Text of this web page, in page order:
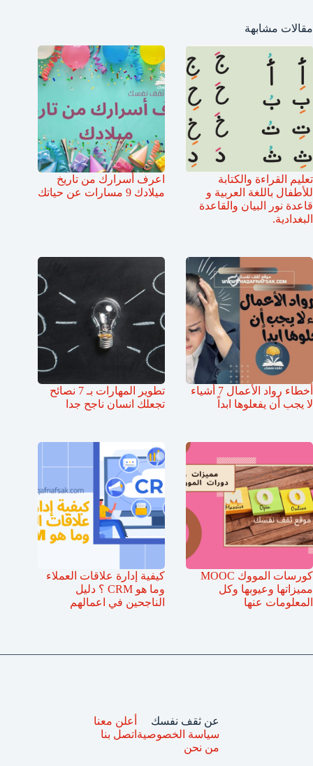
مقالات مشابهة
تعليم القراءة والكتابة
للأطفال باللغة العربية و
قاعدة نور البيان والقاعدة
البغدادية.
اعرف أسرارك من تاريخ
ميلادك 9 مسارات عن حياتك
أخطاء رواد الأعمال 7 أشياء
لا يجب أن يفعلوها ابداً
تطوير المهارات بـ 7 نصائح
تجعلك انسان ناجح جدا
كورسات المووك MOOC
مميزاتها وعيوبها وكل
المعلومات عنها
كيفية إدارة علاقات العملاء
وما هو CRM ؟ دليل
الناجحين في اعمالهم
عن ثقف نفسك
سياسة الخصوصية
من نحن
أعلن معنا
اتصل بنا